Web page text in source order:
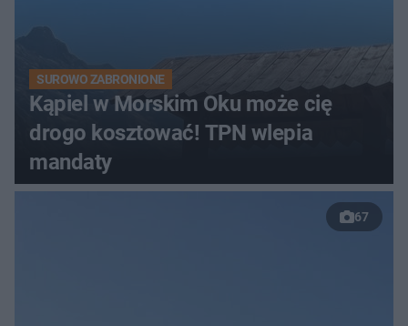
SUROWO ZABRONIONE
Kąpiel w Morskim Oku może cię
drogo kosztować! TPN wlepia
mandaty
67